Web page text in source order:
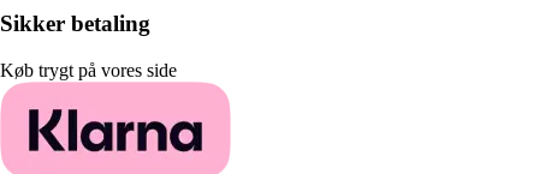
Sikker betaling
Køb trygt på vores side